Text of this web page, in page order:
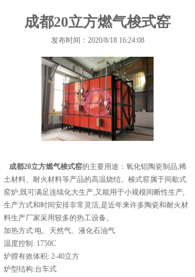
成都20立方燃气梭式窑
发布时间：2020/8/18 16:24:08
成都20立方燃气梭式窑的主要用途：氧化铝陶瓷制品;稀
土材料、耐火材料等产品的高温烧结。梭式窑属于间歇式
窑炉,既可满足连续化大生产,又能用于小规模间断性生产,
生产方式和时间安排非常灵活,是近年来许多陶瓷和耐火材
料生产厂家采用较多的热工设备。
加热方式:电、天然气、液化石油气
温度控制: 1750C
炉膛有效体积: 2-40立方
炉型结构:台车式